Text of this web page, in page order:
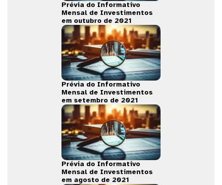
Prévia do Informativo
Mensal de Investimentos
em outubro de 2021
Prévia do Informativo
Mensal de Investimentos
em setembro de 2021
Prévia do Informativo
Mensal de Investimentos
em agosto de 2021